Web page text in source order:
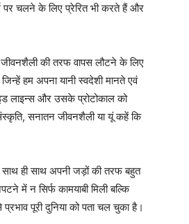
पर चलने के लिए प्रेरित भी करते हैं और
जीवनशैली की तरफ वापस लौटने के लिए
हम अपना यानी स्वदेशी मानते एवं
लाइन्स और उसके प्रोटोकाल को
सनातन जीवनशैली या यूं कहें कि
साथ ही साथ अपनी जड़ों की तरफ बहुत
में न सिर्फ कामयाबी मिली बल्कि
पूरी दुनिया को पता चल चुका है।